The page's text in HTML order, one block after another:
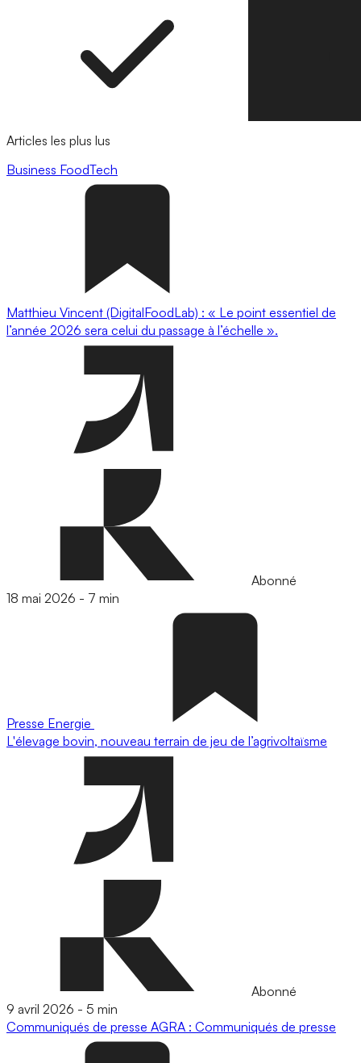
Articles les plus lus
Business FoodTech
Matthieu Vincent (DigitalFoodLab) : « Le point essentiel de
l’année 2026 sera celui du passage à l’échelle ».
Abonné
18 mai 2026 - 7 min
Presse Energie
L'élevage bovin, nouveau terrain de jeu de l’agrivoltaïsme
Abonné
9 avril 2026 - 5 min
Communiqués de presse AGRA : Communiqués de presse